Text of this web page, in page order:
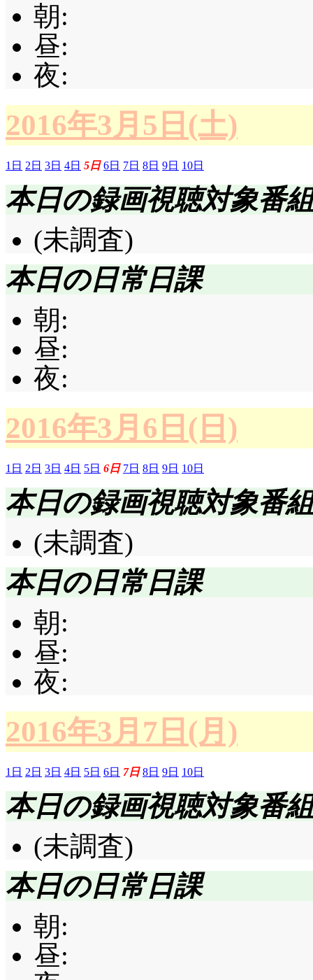
朝:
昼:
夜:
2016年3月5日(土)
1日 2日 3日 4日 5日 6日 7日 8日 9日 10日
本日の録画視聴対象番組
(未調査)
本日の日常日課
朝:
昼:
夜:
2016年3月6日(日)
1日 2日 3日 4日 5日 6日 7日 8日 9日 10日
本日の録画視聴対象番組
(未調査)
本日の日常日課
朝:
昼:
夜:
2016年3月7日(月)
1日 2日 3日 4日 5日 6日 7日 8日 9日 10日
本日の録画視聴対象番組
(未調査)
本日の日常日課
朝:
昼: